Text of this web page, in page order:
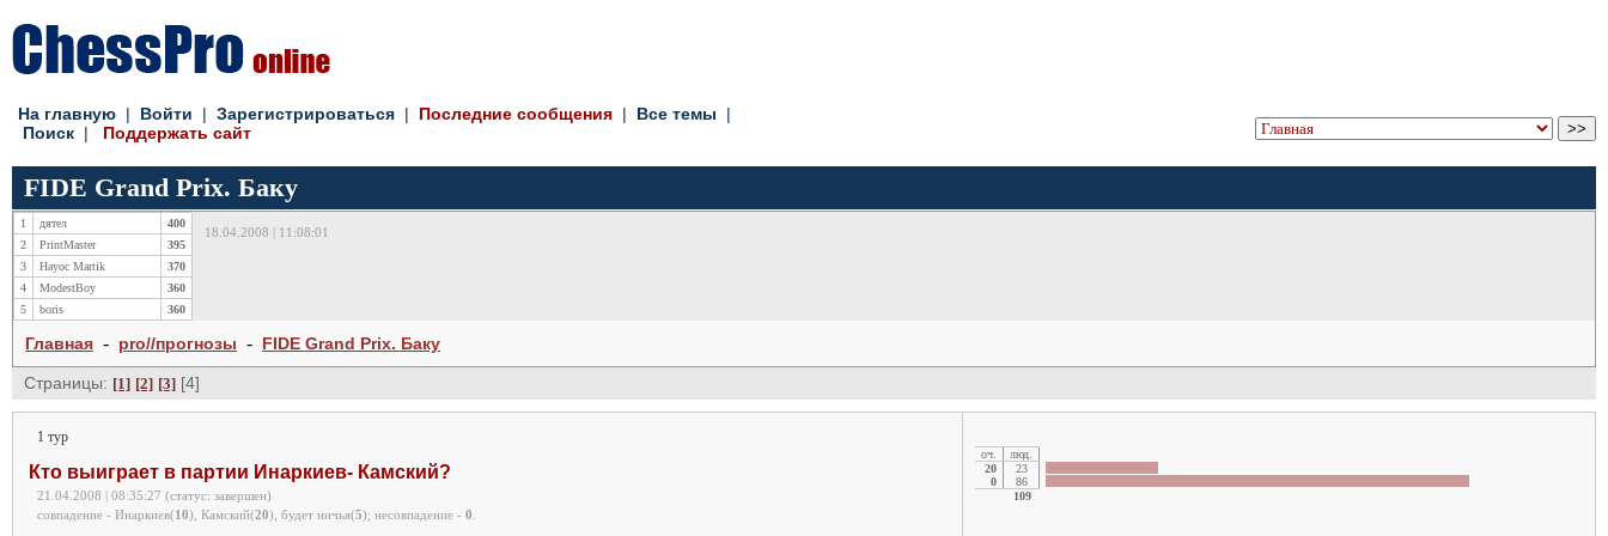
На главную | Войти | Зарегистрироваться | Последние сообщения | Все темы |
Поиск | Поддержать сайт
FIDE Grand Prix. Баку
1 дятел
400
2
PrintMaster
395
3
Hayoc Martik
370
4
ModestBoy
360
5
boris 360
18.04.2008 | 11:08:01
Главная - pro//прогнозы - FIDE Grand Prix. Баку
Страницы: [1] [2] [3] [4]
1 тур
Кто выиграет в партии Инаркиев- Камский?
21.04.2008 | 08:35:27 (статус: завершен)
совпадение - Инаркиев(10), Камский(20), будет ничья(5); несовпадение - 0
oч.
люд.
20
23
0
86
109